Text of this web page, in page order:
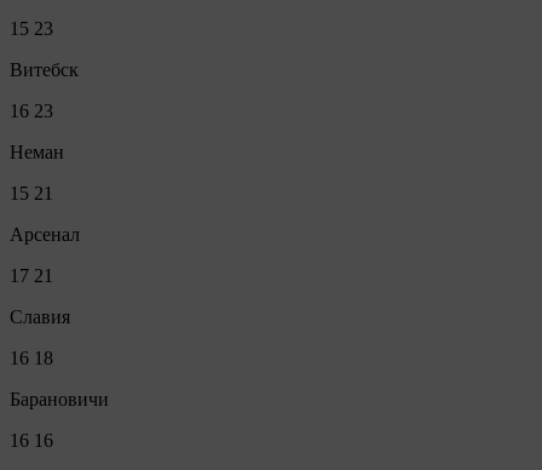
15 23
Витебск
16 23
Неман
15 21
Арсенал
17 21
Славия
16 18
Барановичи
16 16